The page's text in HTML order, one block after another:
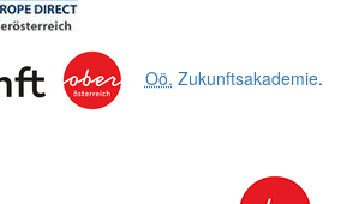
Oö. Zukunftsakademie.